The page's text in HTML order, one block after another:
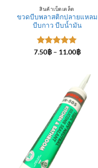
สินค้าเบ็ดเตล็ด
ขวดบีบพลาสติกปลายแหลม
บีบกาว บีบน้ำมัน
ให้คะแนน
7.50฿ – 11.00฿Price
11.00฿